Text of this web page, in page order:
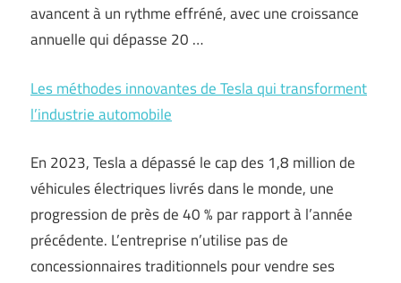
avancent à un rythme effréné, avec une croissance
annuelle qui dépasse 20 …
Les méthodes innovantes de Tesla qui transforment
l’industrie automobile
En 2023, Tesla a dépassé le cap des 1,8 million de
véhicules électriques livrés dans le monde, une
progression de près de 40 % par rapport à l’année
précédente. L’entreprise n’utilise pas de
concessionnaires traditionnels pour vendre ses